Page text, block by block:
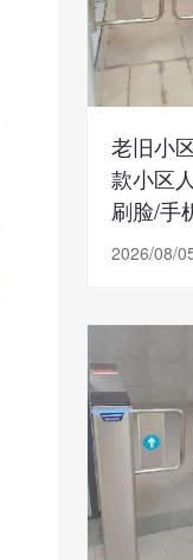
老旧小
款小区
刷脸/手
2026/08/